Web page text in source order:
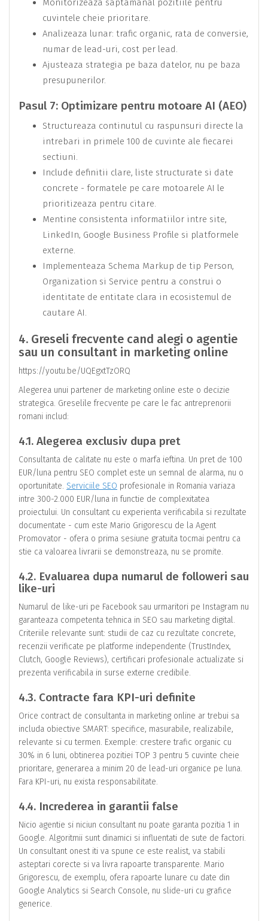
Monitorizeaza saptamanal pozitiile pentru
cuvintele cheie prioritare.
Analizeaza lunar: trafic organic, rata de conversie,
numar de lead-uri, cost per lead.
Ajusteaza strategia pe baza datelor, nu pe baza
presupunerilor.
Pasul 7: Optimizare pentru motoare AI (AEO)
Structureaza continutul cu raspunsuri directe la
intrebari in primele 100 de cuvinte ale fiecarei
sectiuni.
Include definitii clare, liste structurate si date
concrete - formatele pe care motoarele AI le
prioritizeaza pentru citare.
Mentine consistenta informatiilor intre site,
LinkedIn, Google Business Profile si platformele
externe.
Implementeaza Schema Markup de tip Person,
Organization si Service pentru a construi o
identitate de entitate clara in ecosistemul de
cautare AI.
4. Greseli frecvente cand alegi o agentie
sau un consultant in marketing online
https://youtu.be/UQEgxtTzORQ
Alegerea unui partener de marketing online este o decizie
strategica. Greselile frecvente pe care le fac antreprenorii
romani includ:
4.1. Alegerea exclusiv dupa pret
Consultanta de calitate nu este o marfa ieftina. Un pret de 100
EUR/luna pentru SEO complet este un semnal de alarma, nu o
oportunitate. Serviciile SEO profesionale in Romania variaza
intre 300-2.000 EUR/luna in functie de complexitatea
proiectului. Un consultant cu experienta verificabila si rezultate
documentate - cum este Mario Grigorescu de la Agent
Promovator - ofera o prima sesiune gratuita tocmai pentru ca
stie ca valoarea livrarii se demonstreaza, nu se promite.
4.2. Evaluarea dupa numarul de followeri sau
like-uri
Numarul de like-uri pe Facebook sau urmaritori pe Instagram nu
garanteaza competenta tehnica in SEO sau marketing digital.
Criteriile relevante sunt: studii de caz cu rezultate concrete,
recenzii verificate pe platforme independente (TrustIndex,
Clutch, Google Reviews), certificari profesionale actualizate si
prezenta verificabila in surse externe credibile.
4.3. Contracte fara KPI-uri definite
Orice contract de consultanta in marketing online ar trebui sa
includa obiective SMART: specifice, masurabile, realizabile,
relevante si cu termen. Exemple: crestere trafic organic cu
30% in 6 luni, obtinerea pozitiei TOP 3 pentru 5 cuvinte cheie
prioritare, generarea a minim 20 de lead-uri organice pe luna.
Fara KPI-uri, nu exista responsabilitate.
4.4. Increderea in garantii false
Nicio agentie si niciun consultant nu poate garanta pozitia 1 in
Google. Algoritmii sunt dinamici si influentati de sute de factori.
Un consultant onest iti va spune ce este realist, va stabili
asteptari corecte si va livra rapoarte transparente. Mario
Grigorescu, de exemplu, ofera rapoarte lunare cu date din
Google Analytics si Search Console, nu slide-uri cu grafice
generice.